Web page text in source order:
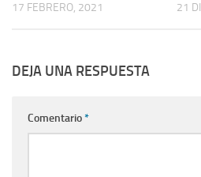
17 FEBRERO, 2021 21
DEJA UNA RESPUESTA
Comentario*